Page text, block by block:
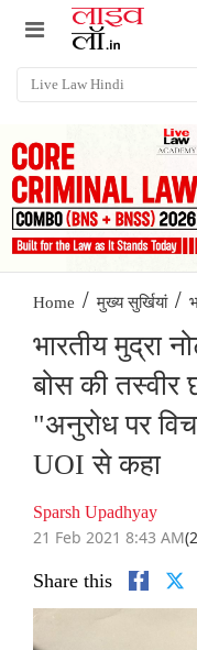
Home / मुख्य सुर्खियां /
भारतीय मुद्रा
बोस की तस्वीर
"अनुरोध पर
UOI से कहा
Sparsh Upadhyay
21 Feb 2021 8:43 AM
Share this